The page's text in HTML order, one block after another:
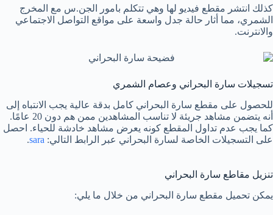
كذلك انتشر مقطع فيديو لها وهي تتكلم بامور الجن.س مع المخرج
الشمري، مما أثار حالة جدل واسعة على مواقع التواصل الاجتماعي
والانترنت.
تسجيلات سارة البحراني وعصام الشمري
للحصول على مقطع سارة البحراني كامل بدقة عالية يجب الانتباه إلى
أنه يتضمن مشاهد جريئة لا تناسب المشاهدين ممن هم دون 20 عامًا.
كما يجب عدم تداول المقطع كونه يعرض مشاهد خادشة للحياء. احصل
على التسجيلات الخاصة لسارة البحراني عبر الرابط التالي: sara
.
تنزيل مقاطع سارة البحراني
يمكن تحميل مقطع سارة البحراني من خلال ما يلي: